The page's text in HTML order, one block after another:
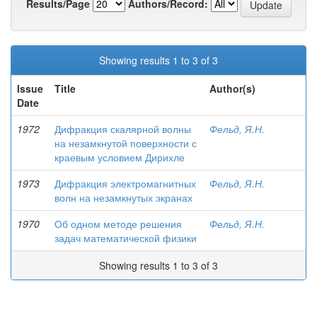
Results/Page
Authors/Record:
Showing results 1 to 3 of 3
Issue
Date
Title Author(s)
1972
Дифракция скалярной волны
на незамкнутой поверхности с
краевым условием Дирихле
Фельд, Я.Н.
1973
Дифракция электромагнитных
волн на незамкнутых экранах
Фельд, Я.Н.
1970
Об одном методе решения
задач математической физики
Фельд, Я.Н.
Showing results 1 to 3 of 3